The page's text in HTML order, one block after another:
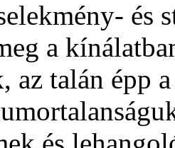
a
az talán épp